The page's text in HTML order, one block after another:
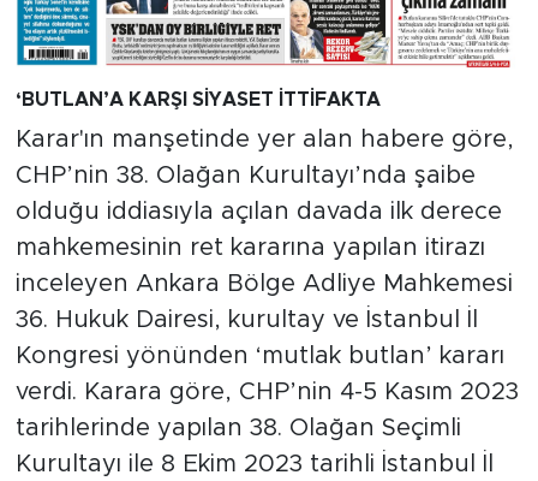
‘BUTLAN’A KARŞI SİYASET İTTİFAKTA
Karar'ın manşetinde yer alan habere göre,
CHP’nin 38. Olağan Kurultayı’nda şaibe
olduğu iddiasıyla açılan davada ilk derece
mahkemesinin ret kararına yapılan itirazı
inceleyen Ankara Bölge Adliye Mahkemesi
36. Hukuk Dairesi, kurultay ve İstanbul İl
Kongresi yönünden ‘mutlak butlan’ kararı
verdi. Karara göre, CHP’nin 4-5 Kasım 2023
tarihlerinde yapılan 38. Olağan Seçimli
Kurultayı ile 8 Ekim 2023 tarihli İstanbul İl